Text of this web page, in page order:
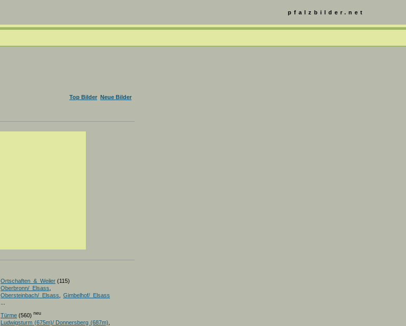
pfalzbilder.net
Top Bilder Neue Bilder
Ortschaften_&_Weiler (115)
Oberbronn/_Elsass
Obersteinbach/_Elsass
Gimbelhof/_Elsass
Türme (560) neu
Ludwigsturm (675m)/ Donnersberg (687m)